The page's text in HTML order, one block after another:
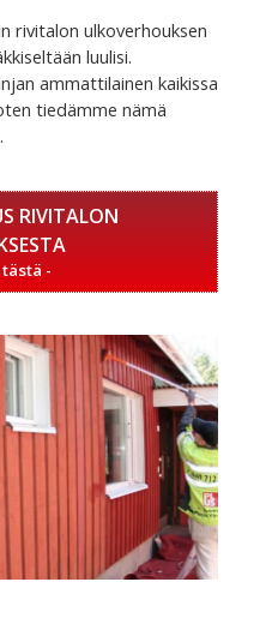
rivitalon ulkoverhouksen
luulisi.
ammattilainen kaikissa
tiedämme nämä
RIVITALON